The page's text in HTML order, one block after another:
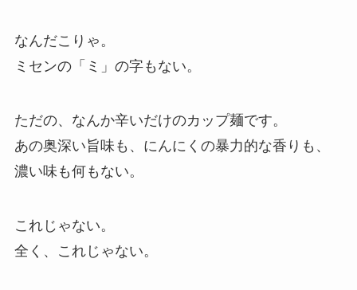
なんだこりゃ。
ミセンの「ミ」の字もない。
ただの、なんか辛いだけのカップ麺です。
あの奥深い旨味も、にんにくの暴力的な香りも、
濃い味も何もない。
これじゃない。
全く、これじゃない。